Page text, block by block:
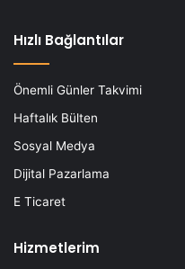
Hızlı Bağlantılar
Önemli Günler Takvimi
Haftalık Bülten
Sosyal Medya
Dijital Pazarlama
E Ticaret
Hizmetlerim